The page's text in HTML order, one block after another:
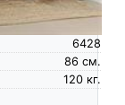
6428
см.
86
кг.
120